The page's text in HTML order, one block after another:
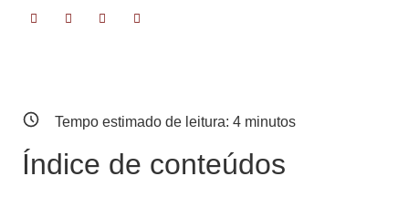
Tempo estimado de leitura: 4 minutos
Índice de conteúdos